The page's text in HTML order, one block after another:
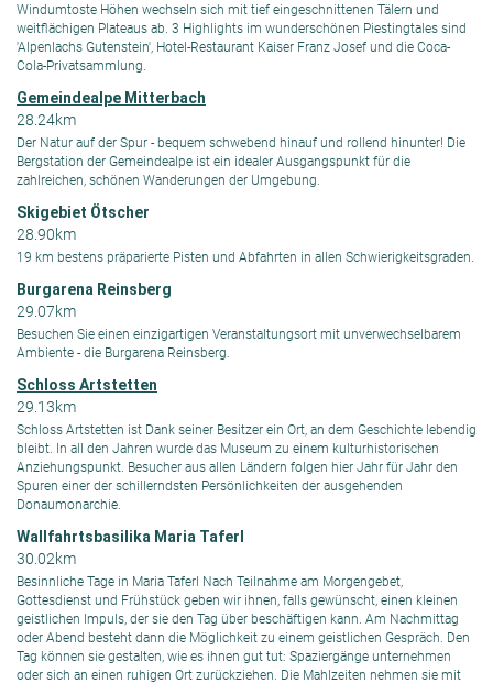
Windumtoste Höhen wechseln sich mit tief eingeschnittenen Tälern und
weitflächigen Plateaus ab. 3 Highlights im wunderschönen Piestingtales sind
'Alpenlachs Gutenstein', Hotel-Restaurant Kaiser Franz Josef und die Coca-
Cola-Privatsammlung.
Gemeindealpe Mitterbach
28.24km
Der Natur auf der Spur - bequem schwebend hinauf und rollend hinunter! Die
Bergstation der Gemeindealpe ist ein idealer Ausgangspunkt für die
zahlreichen, schönen Wanderungen der Umgebung.
Skigebiet Ötscher
28.90km
19 km bestens präparierte Pisten und Abfahrten in allen Schwierigkeitsgraden.
Burgarena Reinsberg
29.07km
Besuchen Sie einen einzigartigen Veranstaltungsort mit unverwechselbarem
Ambiente - die Burgarena Reinsberg.
Schloss Artstetten
29.13km
Schloss Artstetten ist Dank seiner Besitzer ein Ort, an dem Geschichte lebendig
bleibt. In all den Jahren wurde das Museum zu einem kulturhistorischen
Anziehungspunkt. Besucher aus allen Ländern folgen hier Jahr für Jahr den
Spuren einer der schillerndsten Persönlichkeiten der ausgehenden
Donaumonarchie.
Wallfahrtsbasilika Maria Taferl
30.02km
Besinnliche Tage in Maria Taferl Nach Teilnahme am Morgengebet,
Gottesdienst und Frühstück geben wir ihnen, falls gewünscht, einen kleinen
geistlichen Impuls, der sie den Tag über beschäftigen kann. Am Nachmittag
oder Abend besteht dann die Möglichkeit zu einem geistlichen Gespräch. Den
Tag können sie gestalten, wie es ihnen gut tut: Spaziergänge unternehmen
oder sich an einen ruhigen Ort zurückziehen. Die Mahlzeiten nehmen sie mit